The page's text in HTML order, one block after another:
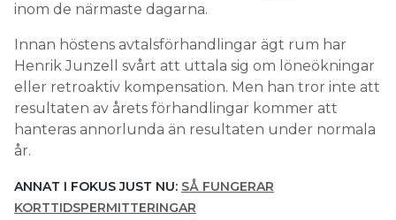
inom de närmaste dagarna.
Innan höstens avtalsförhandlingar ägt rum har
Henrik Junzell svårt att uttala sig om löneökningar
eller retroaktiv kompensation. Men han tror inte att
resultaten av årets förhandlingar kommer att
hanteras annorlunda än resultaten under normala
år.
ANNAT I FOKUS JUST NU: SÅ FUNGERAR
KORTTIDSPERMITTERINGAR